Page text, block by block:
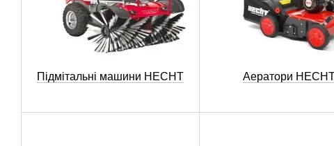
Підмітальні машини HECHT Аератори